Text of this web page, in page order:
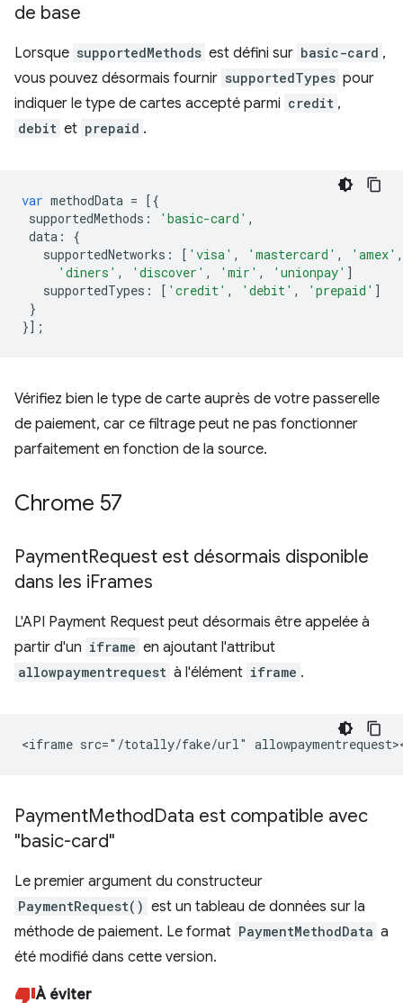
de base
Lorsque supportedMethods est défini sur basic-card ,
vous pouvez désormais fournir supportedTypes pour
indiquer le type de cartes accepté parmi credit ,
debit et prepaid .
var methodData = [{
supportedMethods : 'basic-card' ,
data :
{
supportedNetworks : [ 'visa' , 'mastercard' , 'amex' ,
'diners' , 'discover' , 'mir' , 'unionpay' ]
supportedTypes : [ 'credit' , 'debit' , 'prepaid' ]
}
}];
Vérifiez bien le type de carte auprès de votre passerelle
de paiement, car ce filtrage peut ne pas fonctionner
parfaitement en fonction de la source.
Chrome 57
PaymentRequest est désormais disponible
dans les iFrames
L'API Payment Request peut désormais être appelée à
partir d'un iframe en ajoutant l'attribut
allowpaymentrequest à l'élément iframe .
PaymentMethodData est compatible avec
"basic-card"
Le premier argument du constructeur
PaymentRequest() est un tableau de données sur la
méthode de paiement. Le format PaymentMethodData a
été modifié dans cette version.
À éviter